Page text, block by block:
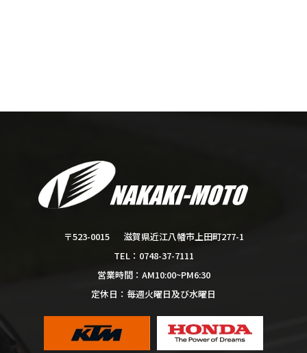
〒523-0015 滋賀県近江八幡市上田町277-1
TEL： 0748-37-7111
営業時間： AM10:00~PM6:30
定休日： 毎週火曜日及び水曜日